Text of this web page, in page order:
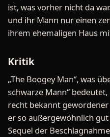
ist, was vorher nicht da
und ihr Mann nur einen
ihrem ehemaligen Haus
Kritik
„The Boogey Man“, was
schwarze Mann“
recht bekannt
er so außergewöhnlich
Sequel der